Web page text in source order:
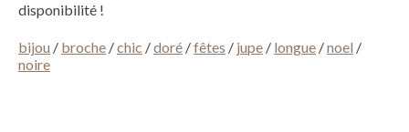
disponibilité !
bijou / broche /chic /doré /fêtes / jupe / longue /noel /
noire